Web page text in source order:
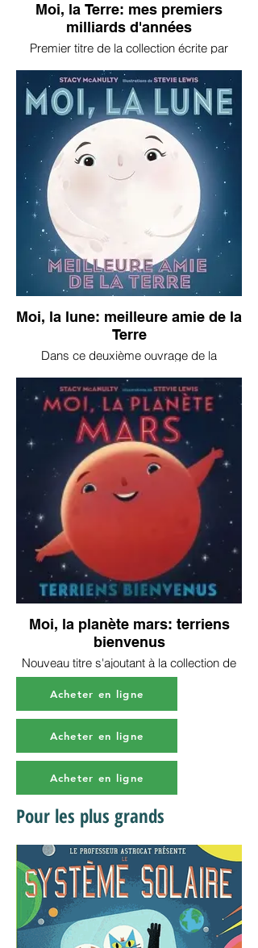
Moi, la Terre: mes premiers
milliards d'années
Premier titre de la collection écrite par
album-documentaire bien vulgarisé et
accessible aux plus jeunes. La Terre nous
raconte elle-même son parcours depuis
sa naissance... fascinant!
Très bon livre à petit prix!
Moi, la lune: meilleure amie de la
Terre
Dans ce deuxième ouvrage de la
Lune elle-même, son histoire et son
importance pour la Terre. Encore une fois,
un album de qualité à petit prix!
Moi, la planète mars: terriens
bienvenus
Nouveau titre s'ajoutant à la collection de
Stacy McAnulty que nous adorons!
Découvrez tous les secrets (ou presque!)
Acheter en ligne
Acheter en ligne
Acheter en ligne
Pour les plus grands